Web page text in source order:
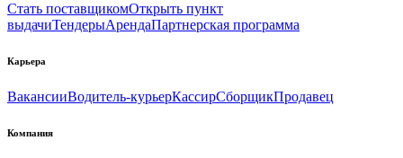
Стать поставщикомОткрыть пункт
выдачиТендерыАрендаПартнерская программа
Карьера
ВакансииВодитель-курьерКассирСборщикПродавец
Компания